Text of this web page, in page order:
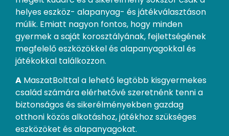
helyes eszköz- alapanyag- és játékválasztáson
múlik. Emiatt nagyon fontos, hogy minden
gyermek a saját korosztályának, fejlettségének
megfelelő eszközökkel és alapanyagokkal és
játékokkal találkozzon.
A MaszatBolttal a lehető legtöbb kisgyermekes
család számára elérhetővé szeretnénk tenni a
biztonságos és sikerélményekben gazdag
otthoni közös alkotáshoz, játékhoz szükséges
eszközöket és alapanyagokat.